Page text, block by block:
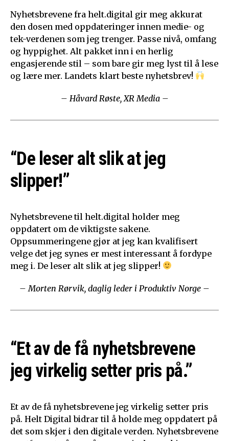
Nyhetsbrevene fra helt.digital gir meg akkurat
den dosen med oppdateringer innen medie- og
tek-verdenen som jeg trenger. Passe nivå, omfang
og hyppighet. Alt pakket inn i en herlig
engasjerende stil – som bare gir meg lyst til å lese
og lære mer. Landets klart beste nyhetsbrev!
– Håvard Røste, XR Media –
“De leser alt slik at jeg
slipper!”
Nyhetsbrevene til helt.digital holder meg
oppdatert om de viktigste sakene.
Oppsummeringene gjør at jeg kan kvalifisert
velge det jeg synes er mest interessant å fordype
meg i. De leser alt slik at jeg slipper!
– Morten Rørvik, daglig leder i Produktiv Norge –
“Et av de få nyhetsbrevene
jeg virkelig setter pris på.”
Et av de få nyhetsbrevene jeg virkelig setter pris
på. Helt Digital bidrar til å holde meg oppdatert på
det som skjer i den digitale verden. Nyhetsbrevene